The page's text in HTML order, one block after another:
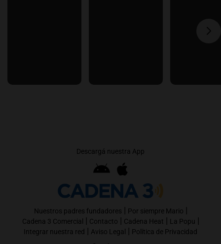
Descargá nuestra App
Nuestros padres fundadores | Por siempre Mario |
Cadena 3 Comercial | Contacto | Cadena Heat | La Popu |
Integrar nuestra red | Aviso Legal | Política de Privacidad